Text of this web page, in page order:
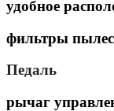
удобное
фильтры
Педаль
рычаг